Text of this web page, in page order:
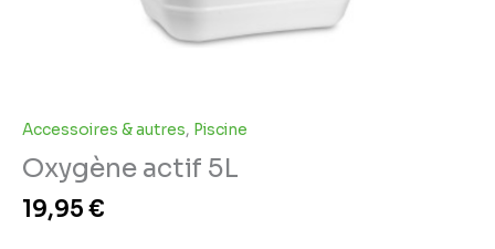
Accessoires & autres, Piscine
Oxygène actif 5L
19,95€